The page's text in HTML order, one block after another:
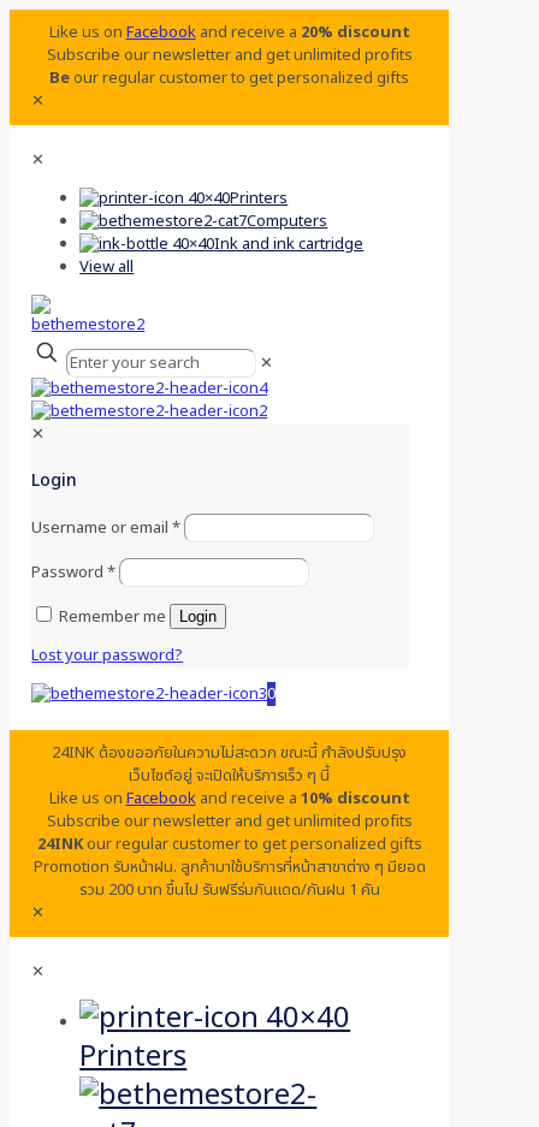
Like us onFacebookand receive a 20% discount
Subscribe our newsletter and get unlimited profits
Beour regular customer to get personalized gifts
✕
✕
Printers
Computers
Ink and ink cartridge
View all
✕
✕
Login
Username or email*
Password*
Remember me
Login
Lost your password?
0
24INK ต้องขออภัยในความไม่สะดวก ขณะนี้ กำลังปรับปรุง
เว็บไซต์อยู่ จะเปิดให้บริการเร็ว ๆ นี้
Like us onFacebookand receive a 10% discount
Subscribe our newsletter and get unlimited profits
24INKour regular customer to get personalized gifts
Promotion รับหน้าฝน. ลูกค้ามาใช้บริการที่หน้าสาขาต่าง ๆ มียอด
รวม 200 บาท ขึ้นไป รับฟรีร่มกันแดด/กันฝน 1 คัน
✕
✕
Printers